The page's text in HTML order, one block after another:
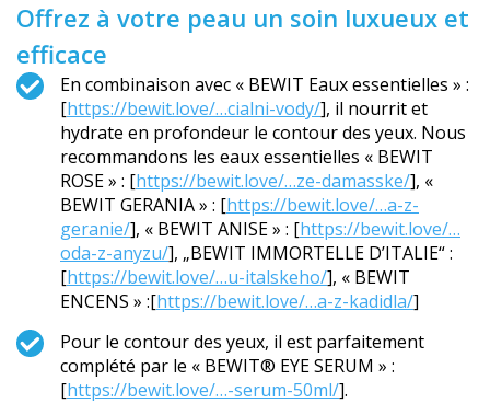
Offrez à votre peau un soin luxueux et
efficace
En combinaison avec « BEWIT Eaux essentielles » :
[https://bewit.love/…cialni-vody/], il nourrit et
hydrate en profondeur le contour des yeux. Nous
recommandons les eaux essentielles « BEWIT
ROSE » : [https://bewit.love/…ze-damasske/], «
BEWIT GERANIA » : [https://bewit.love/…a-z-
geranie/], « BEWIT ANISE » : [https://bewit.love/…
oda-z-anyzu/], „BEWIT IMMORTELLE D’ITALIE“ :
[https://bewit.love/…u-italskeho/], « BEWIT
ENCENS » :[https://bewit.love/…a-z-kadidla/]
Pour le contour des yeux, il est parfaitement
complété par le « BEWIT® EYE SERUM » :
[https://bewit.love/…-serum-50ml/].